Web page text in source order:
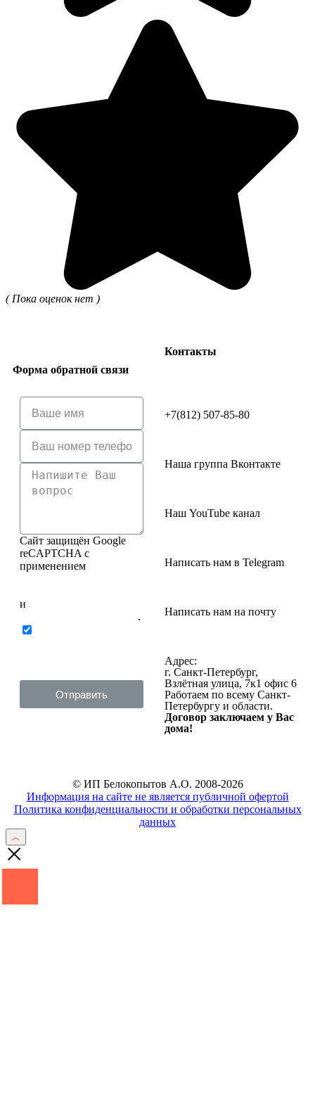
( Пока оценок нет )
Форма обратной связи
Сайт защищён Google
reCAPTCHA с
применением
и
.
Отправить
Контакты
+7(812) 507-85-80
Наша группа Вконтакте
Наш YouTube канал
Написать нам в Telegram
Написать нам на почту
Адрес:
г. Санкт-Петербург,
Взлётная улица, 7к1 офис 6
Работаем по всему Санкт-
Петербургу и области.
Договор заключаем у Вас
дома!
© ИП Белокопытов А.О. 2008-2026
Информация на сайте не является публичной офертой
Политика конфиденциальности и обработки персональных
данных